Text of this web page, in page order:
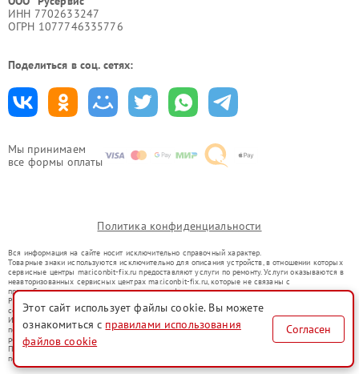
Мы принимаем
все формы оплаты
ИНН 7702633247
ОГРН 1077746335776
Поделиться в соц. сетях:
Политика конфиденциальности
Вся информация на сайте носит исключительно справочный характер.
Товарные знаки используются исключительно для описания устройств, в отношении которых
сервисные центры mar.iconbit-fix.ru предоставляют услуги по ремонту. Услуги оказываются в
неавторизованных сервисных центрах mar.iconbit-fix.ru, которые не связаны с
правообладателями товарных знаков или их официальными представителями.
Ремонт осуществляется для устройств, уже введенных в гражданский оборот в соответствии
со статьей 1487 ГК РФ.
Использование товарных знаков не преследует цели индивидуализации услуг или введения
потребителей в заблуждение, а служит для информирования о предоставляемых услугах по
ремонту техники указанных брендов.
Представленная на сайте информация не является публичной офертой, определяемой
положениями Статьи 437(2) Гражданского кодекса РФ
Этот сайт использует файлы cookie. Вы можете
ознакомиться с правилами использования
файлов cookie
Согласен